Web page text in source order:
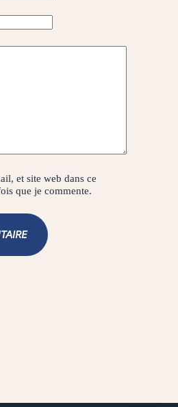
et site web dans ce
que je commente.